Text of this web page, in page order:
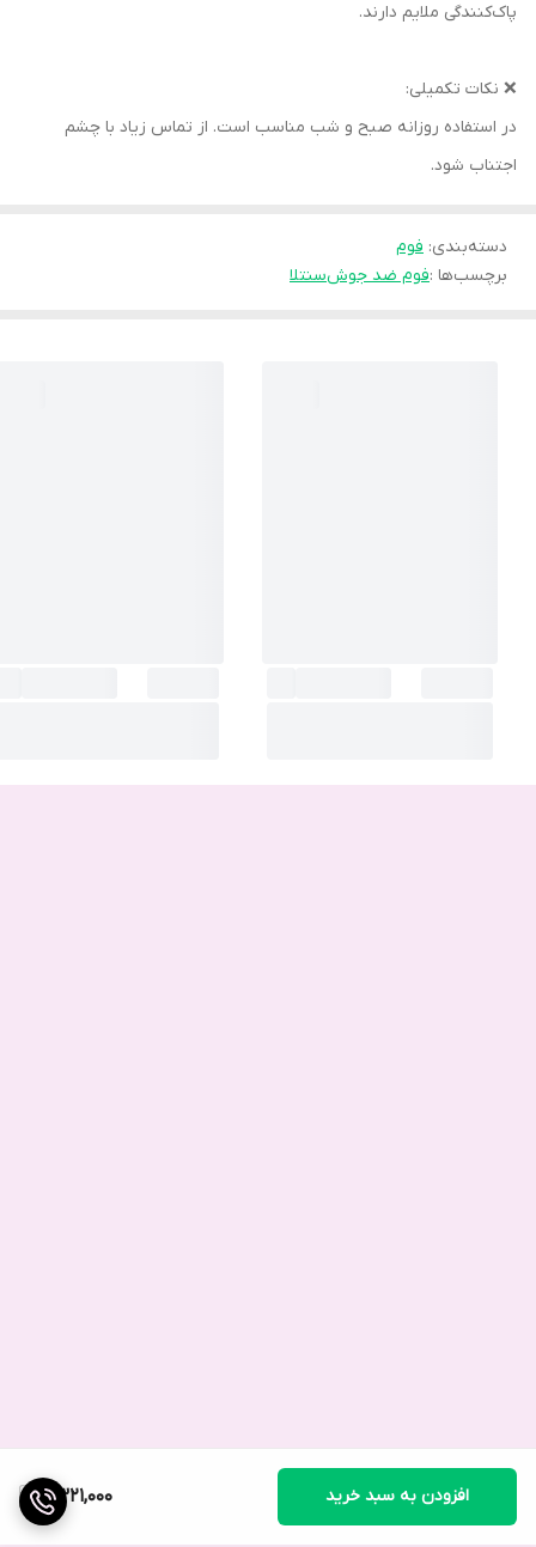
2,321,000 افزودن به سبد خرید
پاک‌کنندگی ملایم دارند.
❌ نکات تکمیلی:
در استفاده روزانه صبح و شب مناسب است. از تماس زیاد با چشم
اجتناب شود.
دسته‌بندی: فوم
برچسب‌ها :فوم ضد جوشسنتلا